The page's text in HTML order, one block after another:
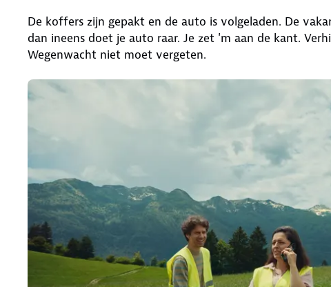
De koffers zijn gepakt en de auto is volgeladen. De
dan ineens doet je auto raar. Je zet 'm aan de kant.
Wegenwacht niet moet vergeten.